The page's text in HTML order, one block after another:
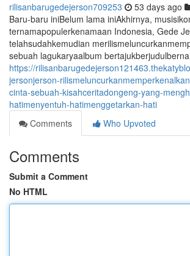
rilisanbarugedejerson709253 53 days ago
Baru-baru iniBelum lama iniAkhirnya,
ternamapopulerkenamaan Indonesia, Gede
telahsudahkemudian
sebuah lagukaryaalbum
https://
jersonjerson-
cinta-sebuah-kisahceritadongeng-yang-
hatimenyentuh-hatimenggetarkan-hati
Comments
Who Upvoted
Comments
Submit a Comment
No HTML